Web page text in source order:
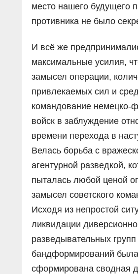
место нашего будущего
противника не было
И всё же
максимальные усилия,
замысел операции,
привлекаемых сил и
командование немецко-
войск в заблуждение
времени перехода в
Велась борьба с
агентурной разведкой,
пыталась любой ценой
замысел советского
Исходя из непростой
ликвидации
разведывательных групп
бандформирований была
сформирована сводная